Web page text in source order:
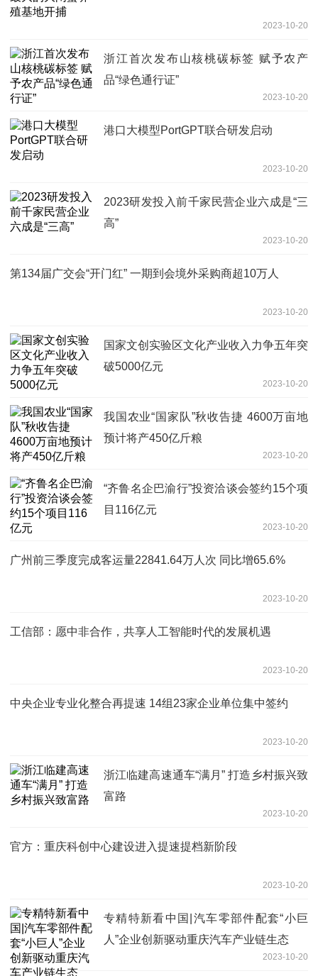
2023-10-20
浙江首次发布山核桃碳标签 赋予农产
品“绿色通行证”
2023-10-20
港口大模型PortGPT联合研发启动
2023-10-20
2023研发投入前千家民营企业六成是“三
高”
2023-10-20
第134届广交会“开门红” 一期到会境外采购商超10万人
2023-10-20
国家文创实验区文化产业收入力争五年突
破5000亿元
2023-10-20
我国农业“国家队”秋收告捷 4600万亩地
预计将产450亿斤粮
2023-10-20
“齐鲁名企巴渝行”投资洽谈会签约15个项
目116亿元
2023-10-20
广州前三季度完成客运量22841.64万人次 同比增65.6%
2023-10-20
工信部：愿中非合作，共享人工智能时代的发展机遇
2023-10-20
中央企业专业化整合再提速 14组23家企业单位集中签约
2023-10-20
浙江临建高速通车“满月” 打造乡村振兴致
富路
2023-10-20
官方：重庆科创中心建设进入提速提档新阶段
2023-10-20
专精特新看中国|汽车零部件配套“小巨
人”企业创新驱动重庆汽车产业链生态
2023-10-20